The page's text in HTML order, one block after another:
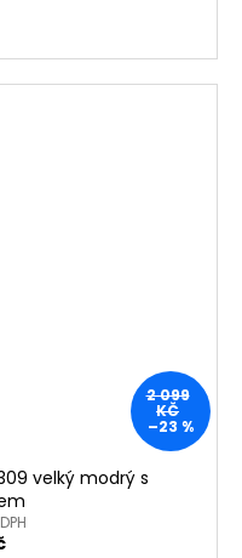
2 099
KČ
–23 %
velký modrý s